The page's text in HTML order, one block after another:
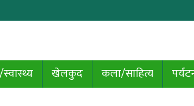
स्वास्थ्य खेलकुद कला/साहित्य